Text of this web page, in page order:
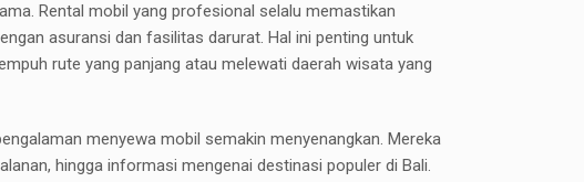
Rental mobil yang profesional selalu memastikan
asuransi dan fasilitas darurat. Hal ini penting untuk
rute yang panjang atau melewati daerah wisata yang
menyewa mobil semakin menyenangkan. Mereka
hingga informasi mengenai destinasi populer di Bali.